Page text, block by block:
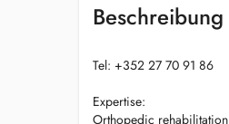
Beschreibung
Tel: +352 27 70 91 86
Expertise:
Orthopedic rehabilitation